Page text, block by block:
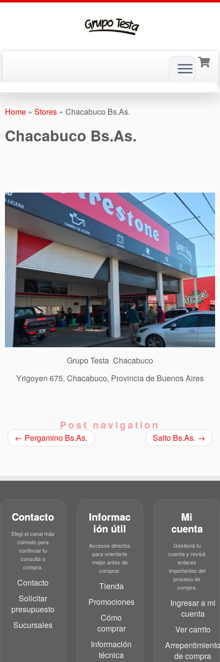
toHome » Stores » Chacabuco Bs.As.
Chacabuco Bs.As.
Grupo Testa Chacabuco
Yrigoyen 675, Chacabuco, Provincia de Buenos Aires
Post navigation
← Pergamino Bs.As. Salto Bs.As. →
Contacto
Elegí el canal más
cómodo para
continuar tu
consulta o
compra.
Contacto
Solicitar
presupuesto
Sucursales
Informac
ión útil
Accesos directos
para orientarte
mejor antes de
comprar.
Tienda
Promociones
Cómo
comprar
Información
técnica
Mi
cuenta
Gestioná tu
cuenta y revisá
enlaces
importantes del
proceso de
compra.
Ingresar a mi
cuenta
Ver carrito
de compra